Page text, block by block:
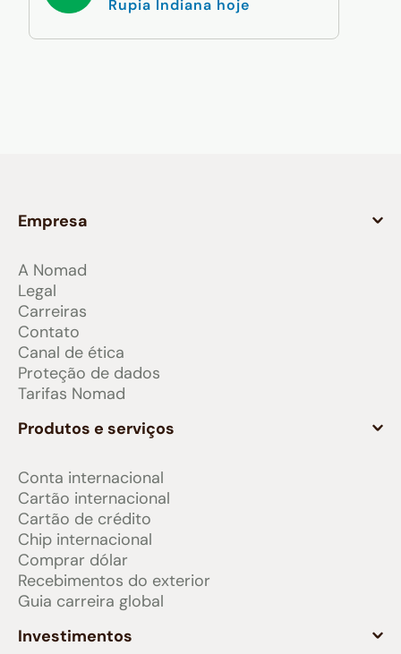
Rupia Indiana hoje
Empresa
A Nomad
Legal
Carreiras
Contato
Canal de ética
Proteção de dados
Tarifas Nomad
Produtos e serviços
Conta internacional
Cartão internacional
Cartão de crédito
Chip internacional
Comprar dólar
Recebimentos do exterior
Guia carreira global
Investimentos